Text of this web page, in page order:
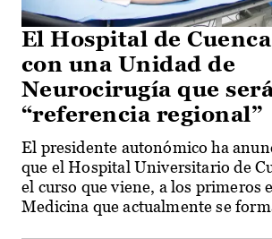
El Hospital de
con una Unidad de
Neurocirugía que
“referencia regional”
El presidente autonómico ha
que el Hospital Universitario de
el curso que viene, a los primeros
Medicina que actualmente se